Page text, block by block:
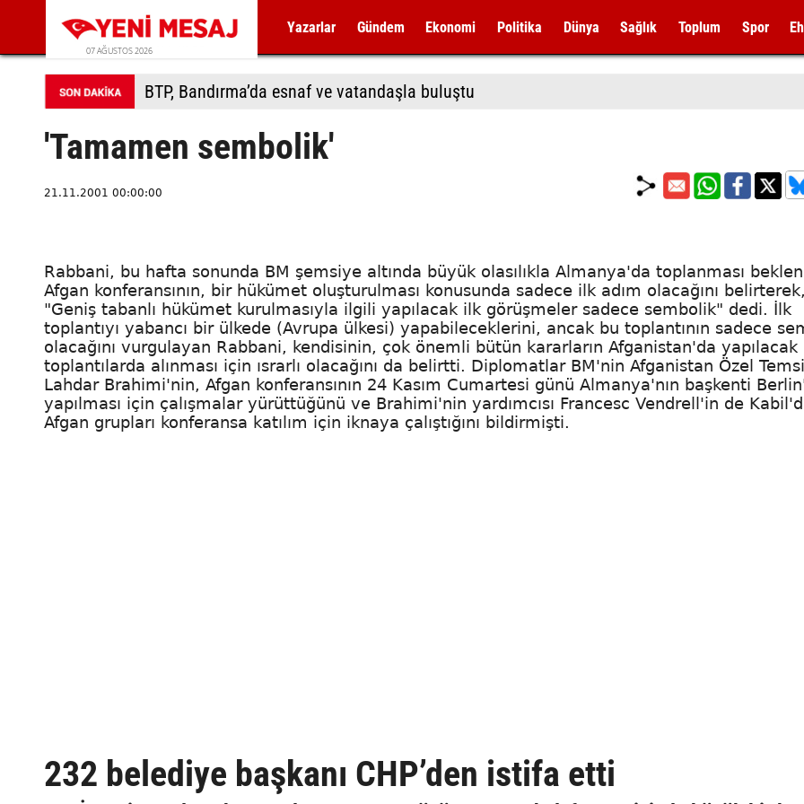
07 AĞUSTOS 2026
Yazarlar Gündem Ekonomi Politika Dünya Sağlık Toplum Spor
BTP, Bandırma’da esnaf ve vatandaşla buluştu
'Tamamen sembolik'
21.11.2001 00:00:00
Rabbani, bu hafta sonunda BM şemsiye altında büyük olasılıkla Almanya'da toplanması
Afgan konferansının, bir hükümet oluşturulması konusunda sadece ilk adım olacağını
"Geniş tabanlı hükümet kurulmasıyla ilgili yapılacak ilk görüşmeler sadece sembolik" dedi. İlk
toplantıyı yabancı bir ülkede (Avrupa ülkesi) yapabileceklerini, ancak bu toplantının sadece
olacağını vurgulayan Rabbani, kendisinin, çok önemli bütün kararların Afganistan'da yapılacak
toplantılarda alınması için ısrarlı olacağını da belirtti. Diplomatlar BM'nin Afganistan Özel
Lahdar Brahimi'nin, Afgan konferansının 24 Kasım Cumartesi günü Almanya'nın başkenti
yapılması için çalışmalar yürüttüğünü ve Brahimi'nin yardımcısı Francesc Vendrell'in de
Afgan grupları konferansa katılım için iknaya çalıştığını bildirmişti.
232 belediye başkanı CHP’den istifa etti